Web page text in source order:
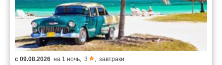
с 09.08.2026 на 1 ночь 3
завтраки